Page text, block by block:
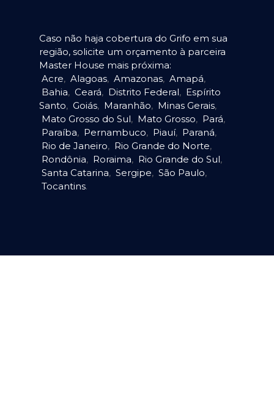
Caso não haja cobertura do Grifo em sua
região, solicite um orçamento à parceira
Master House mais próxima:
Acre, Alagoas, Amazonas, Amapá,
Bahia, Ceará, Distrito Federal, Espírito
Santo, Goiás, Maranhão, Minas Gerais,
Mato Grosso do Sul, Mato Grosso, Pará,
Paraíba, Pernambuco, Piauí, Paraná,
Rio de Janeiro, Rio Grande do Norte,
Rondônia, Roraima, Rio Grande do Sul,
Santa Catarina, Sergipe, São Paulo,
Tocantins.